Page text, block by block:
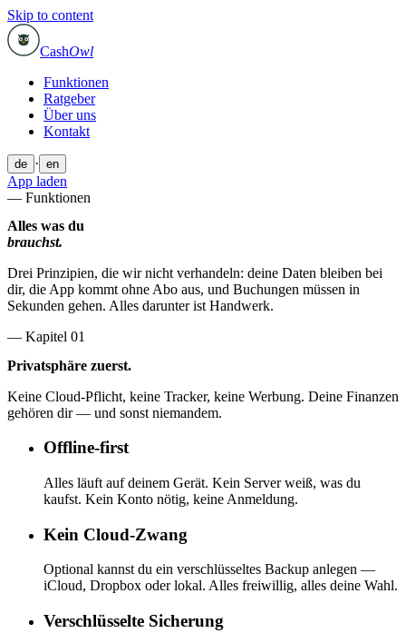
Skip to content
CashOwl
Funktionen
Ratgeber
Über uns
Kontakt
de · en
App laden
— Funktionen
Alles was du
brauchst.
Drei Prinzipien, die wir nicht verhandeln: deine Daten bleiben bei
dir, die App kommt ohne Abo aus, und Buchungen müssen in
Sekunden gehen. Alles darunter ist Handwerk.
— Kapitel 01
Privatsphäre zuerst.
Keine Cloud-Pflicht, keine Tracker, keine Werbung. Deine Finanzen
gehören dir — und sonst niemandem.
Offline-first
Alles läuft auf deinem Gerät. Kein Server weiß, was du
kaufst. Kein Konto nötig, keine Anmeldung.
Kein Cloud-Zwang
Optional kannst du ein verschlüsseltes Backup anlegen —
iCloud, Dropbox oder lokal. Alles freiwillig, alles deine Wahl.
Verschlüsselte Sicherung